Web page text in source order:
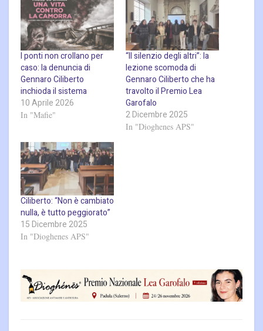
I ponti non crollano per
caso: la denuncia di
Gennaro Ciliberto
inchioda il sistema
10 Aprile 2026
In "Mafie"
“Il silenzio degli altri”: la
lezione scomoda di
Gennaro Ciliberto che ha
travolto il Premio Lea
Garofalo
2 Dicembre 2025
In "Dioghenes APS"
Ciliberto: “Non è cambiato
nulla, è tutto peggiorato”
15 Dicembre 2025
In "Dioghenes APS"